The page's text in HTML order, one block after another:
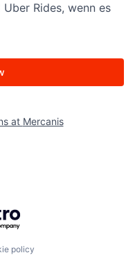
Rides, wenn es
at Mercanis
policy